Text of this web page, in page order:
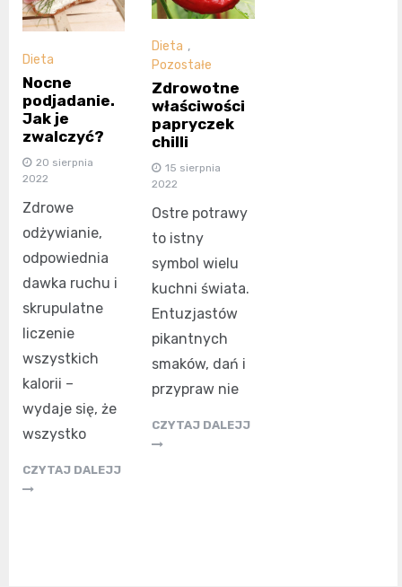
Dieta
Nocne
podjadanie.
Jak je
zwalczyć?
20 sierpnia
2022
Zdrowe
odżywianie,
odpowiednia
dawka ruchu i
skrupulatne
liczenie
wszystkich
kalorii –
wydaje się, że
wszystko
CZYTAJ DALEJJ
Dieta ,
Pozostałe
Zdrowotne
właściwości
papryczek
chilli
15 sierpnia
2022
Ostre potrawy
to istny
symbol wielu
kuchni świata.
Entuzjastów
pikantnych
smaków, dań i
przypraw nie
CZYTAJ DALEJJ